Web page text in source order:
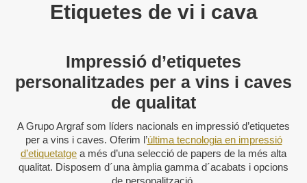
Etiquetes de vi i cava
Impressió d’etiquetes
personalitzades per a vins i caves
de qualitat
A Grupo Argraf som líders nacionals en impressió d’etiquetes
per a vins i caves. Oferim l’última tecnologia en impressió
d’etiquetatge a més d’una selecció de papers de la més alta
qualitat. Disposem d´una àmplia gamma d´acabats i opcions
de personalització.